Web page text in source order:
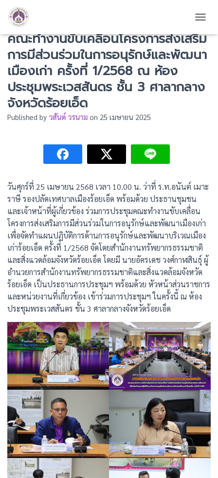
รองปลัดเทศบาลเมืองร้อยเอ็ด ประชุม
คณะทำงานขับเคลื่อนโครงการส่งเสริม
การมีส่วนร่วมในการอนุรักษ์และพัฒนา
เมืองเก่า ครั้งที่ 1/2568 ณ ห้อง
ประชุมพระเวสสันดร ชั้น 3 ศาลากลาง
จังหวัดร้อยเอ็ด
Published by วสันต์ วรนาม on 25 เมษายน 2025
วันศุกร์ที่ 25 เมษายน 2568 เวลา 10.00 น. ว่าที่ ร.ท.อนันต์ เมาะ
ราษี รองปลัดเทศบาลเมืองร้อยเอ็ด พร้อมด้วย ประธานชุมชน
และเจ้าหน้าที่ผู้เกี่ยวข้อง ร่วมการประชุมคณะทำงานขับเคลื่อน
โครงการส่งเสริมการมีส่วนร่วมในการอนุรักษ์และพัฒนาเมืองเก่า
เพื่อจัดทำแผนปฏิบัติการด้านการอนุรักษ์และพัฒนาบริเวณเมือง
เก่าร้อยเอ็ด ครั้งที่ 1/2568 จัดโดยสำนักงานทรัพยากรธรรมชาติ
และสิ่งแวดล้อมจังหวัดร้อยเอ็ด โดยมี นายอัครเดช วงศ์กาฬสินธุ์ ผู้
อำนวยการสำนักงานทรัพยากรธรรมชาติและสิ่งแวดล้อมจังหวัด
ร้อยเอ็ด เป็นประธานการประชุมฯ พร้อมด้วย หัวหน้าส่วนราชการ
และหน่วยงานที่เกี่ยวข้อง เข้าร่วมการประชุมฯ ในครั้งนี้ ณ ห้อง
ประชุมพระเวสสันดร ชั้น 3 ศาลากลางจังหวัดร้อยเอ็ด